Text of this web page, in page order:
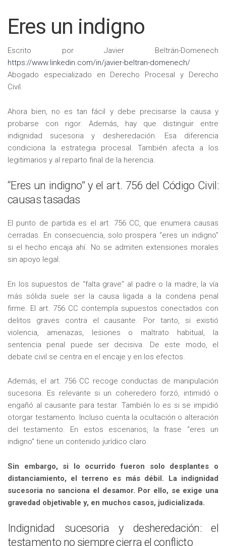
Eres un indigno
Escrito por Javier Beltrán-Domenech
https://www.linkedin.com/in/javier-beltran-domenech/
Abogado especializado en Derecho Procesal y Derecho
Civil.
Ahora bien, no es tan fácil y debe precisarse la causa y
probarse con rigor. Además, hay que distinguir entre
indignidad sucesoria y desheredación. Esa diferencia
condiciona la estrategia procesal. También afecta a los
legitimarios y al reparto final de la herencia.
“Eres un indigno” y el art. 756 del Código Civil:
causas tasadas
El punto de partida es el art. 756 CC, que enumera causas
cerradas. En consecuencia, solo prospera “eres un indigno”
si el hecho encaja ahí. No se admiten extensiones morales
sin apoyo legal.
En los supuestos de “falta grave” al padre o la madre, la vía
más sólida suele ser la causa ligada a la condena penal
firme. El art. 756 CC contempla supuestos conectados con
delitos graves contra el causante. Por tanto, si existió
violencia, amenazas, lesiones o maltrato habitual, la
sentencia penal puede ser decisiva. De este modo, el
debate civil se centra en el encaje y en los efectos.
Además, el art. 756 CC recoge conductas de manipulación
sucesoria. Es relevante si un coheredero forzó, intimidó o
engañó al causante para testar. También lo es si se impidió
otorgar testamento. Incluso cuenta la ocultación o alteración
del testamento. En estos escenarios, la frase “eres un
indigno” tiene un contenido jurídico claro.
Sin embargo, si lo ocurrido fueron solo desplantes o
distanciamiento, el terreno es más débil. La indignidad
sucesoria no sanciona el desamor. Por ello, se exige una
gravedad objetivable y, en muchos casos, judicializada.
Indignidad sucesoria y desheredación: el
testamento no siempre cierra el conflicto